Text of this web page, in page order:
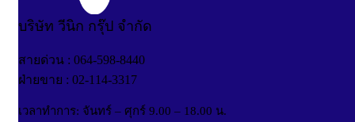
บริษัท วีนิก กรุ๊ป จำกัด
สายด่วน : 064-598-8440
ฝ่ายขาย : 02-114-3317
เวลาทำการ: จันทร์ – ศุกร์ 9.00 – 18.00 น.